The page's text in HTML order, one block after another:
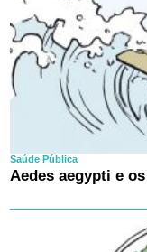
Saúde Pública
Aedes aegypti e